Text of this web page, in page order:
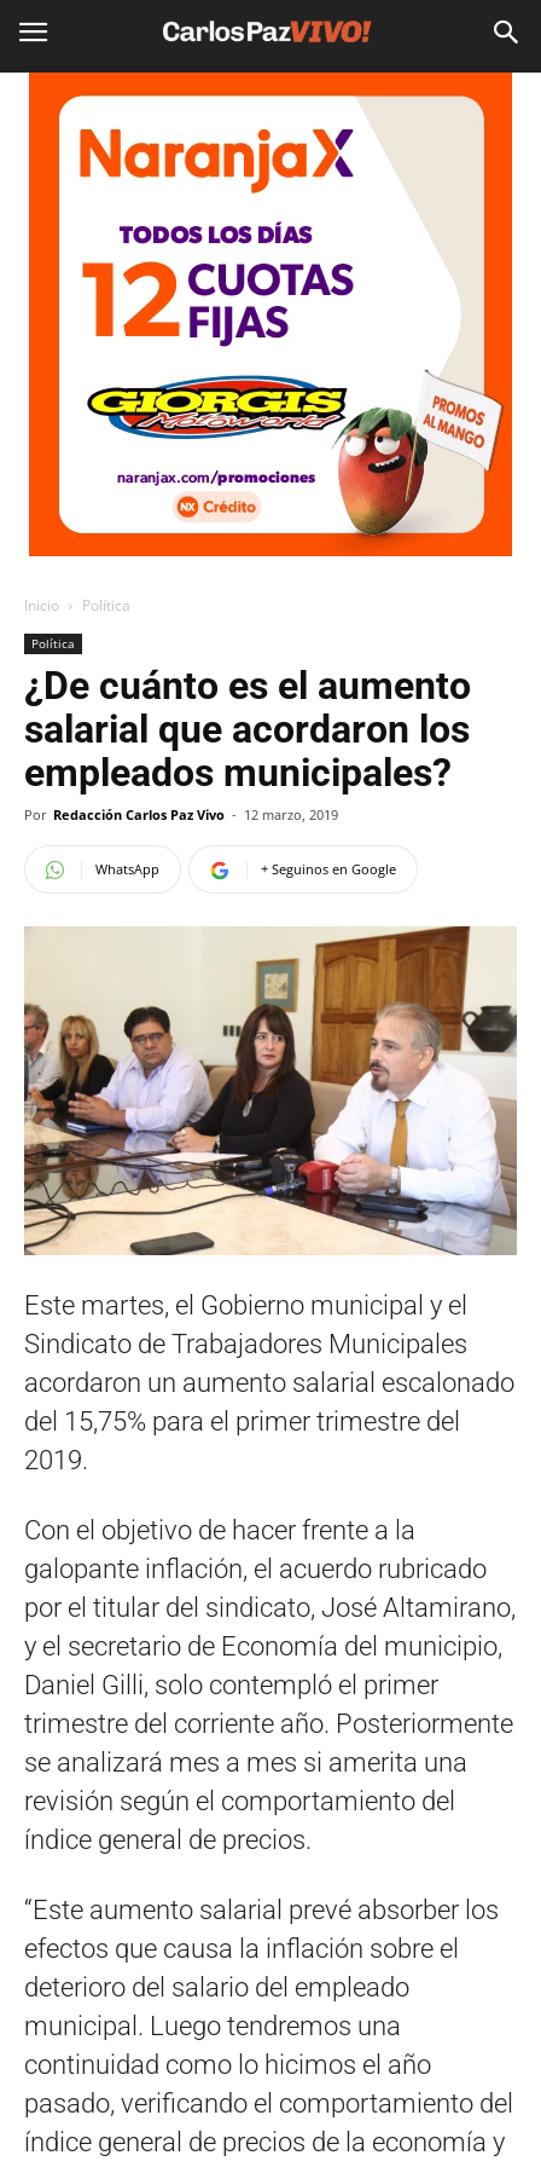
Inicio Política
Política
¿De cuánto es el aumento
salarial que acordaron los
empleados municipales?
Por Redacción Carlos Paz Vivo - 12 marzo, 2019
WhatsApp + Seguinos en Google
Este martes, el Gobierno municipal y el
Sindicato de Trabajadores Municipales
acordaron un aumento salarial escalonado
del 15,75% para el primer trimestre del
2019.
Con el objetivo de hacer frente a la
galopante inflación, el acuerdo rubricado
por el titular del sindicato, José Altamirano,
y el secretario de Economía del municipio,
Daniel Gilli, solo contempló el primer
trimestre del corriente año. Posteriormente
se analizará mes a mes si amerita una
revisión según el comportamiento del
índice general de precios.
“Este aumento salarial prevé absorber los
efectos que causa la inflación sobre el
deterioro del salario del empleado
municipal. Luego tendremos una
continuidad como lo hicimos el año
pasado, verificando el comportamiento del
índice general de precios de la economía y